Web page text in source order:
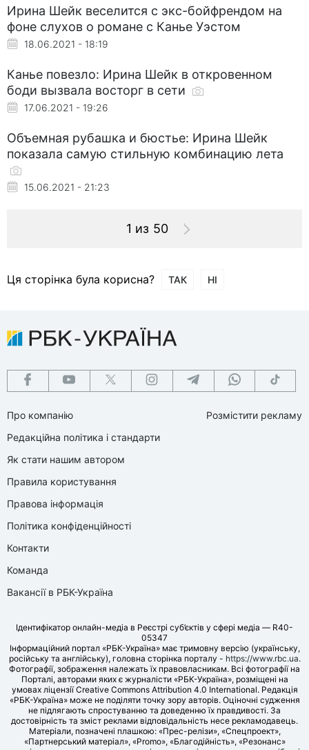
Ирина Шейк веселится с экс-бойфрендом на
фоне слухов о романе с Канье Уэстом
18.06.2021 - 18:19
Канье повезло: Ирина Шейк в откровенном
боди вызвала восторг в сети
17.06.2021 - 19:26
Объемная рубашка и бюстье: Ирина Шейк
показала самую стильную комбинацию лета
15.06.2021 - 21:23
1 из 50
Ця сторінка була корисна? ТАК НІ
Про компанію
Редакційна політика і стандарти
Як стати нашим автором
Правила користування
Правова інформація
Політика конфіденційності
Контакти
Команда
Вакансії в РБК-Україна
Розмістити рекламу
Ідентифікатор онлайн-медіа в Реєстрі суб’єктів у сфері медіа — R40-
05347
Інформаційний портал «РБК-Україна» має тримовну версію (українську,
російську та англійську), головна сторінка порталу - https://www.rbc.ua.
Фотографії, зображення належать їх правовласникам. Всі фотографії на
Порталі, авторами яких є журналісти «РБК-Україна», розміщені на
умовах ліцензії Creative Commons Attribution 4.0 International. Редакція
«РБК-Україна» може не поділяти точку зору авторів. Оціночні судження
не підлягають спростуванню та доведенню їх правдивості. За
достовірність та зміст реклами відповідальність несе рекламодавець.
Матеріали, позначені плашкою: «Прес-релізи», «Спецпроект»,
«Партнерський матеріал», «Promo», «Благодійність», «Резонанс»